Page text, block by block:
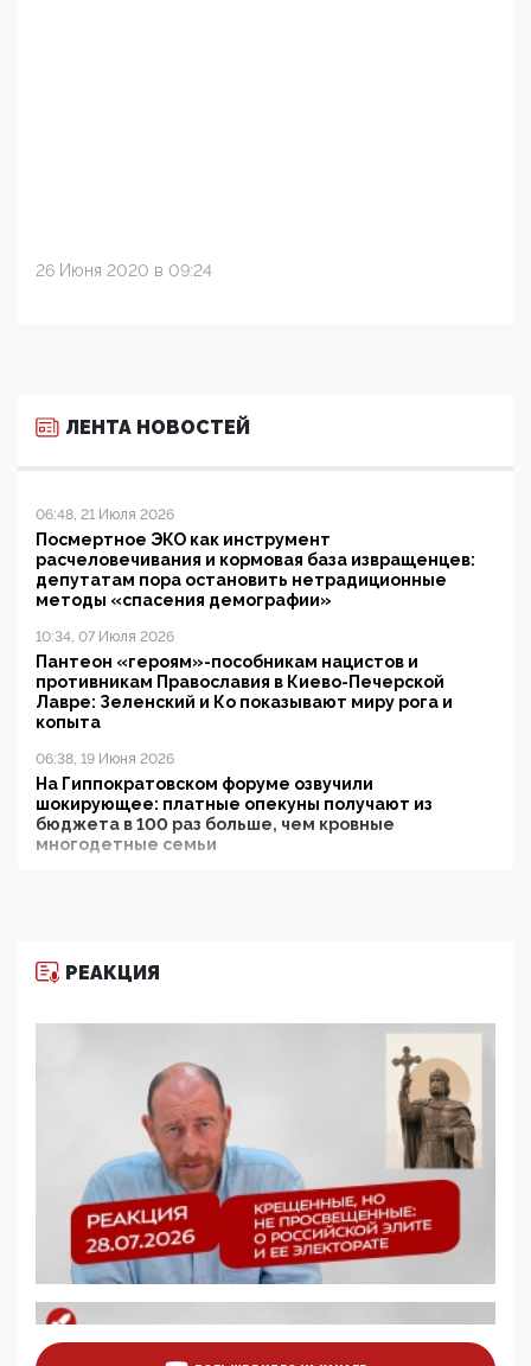
26 Июня 2020 в 09:24
ЛЕНТА НОВОСТЕЙ
06:48, 21 Июля 2026
Посмертное ЭКО как инструмент
расчеловечивания и кормовая база извращенцев:
депутатам пора остановить нетрадиционные
методы «спасения демографии»
10:34, 07 Июля 2026
Пантеон «героям»-пособникам нацистов и
противникам Православия в Киево-Печерской
Лавре: Зеленский и Ко показывают миру рога и
копыта
06:38, 19 Июня 2026
На Гиппократовском форуме озвучили
шокирующее: платные опекуны получают из
бюджета в 100 раз больше, чем кровные
многодетные семьи
11:53, 09 Июня 2026
деятельность ИИТО ЮНЕСКО в России, но
цифроглобалисты продолжают определять
повестку в образовании
09:43, 01 Июня 2026
5G за счет здоровья граждан: Минцифры намерено
отобрать у регионов и муниципалитетов право
защищать жилые дома и социальные объекты от
05:58, 26 Мая 2026
Роскомнадзор освободили от борца с
деструктивным и опасным контентом
07:39, 25 Мая 2026
ценностей: «Новые люди» поднимают электорат
РЕАКЦИЯ